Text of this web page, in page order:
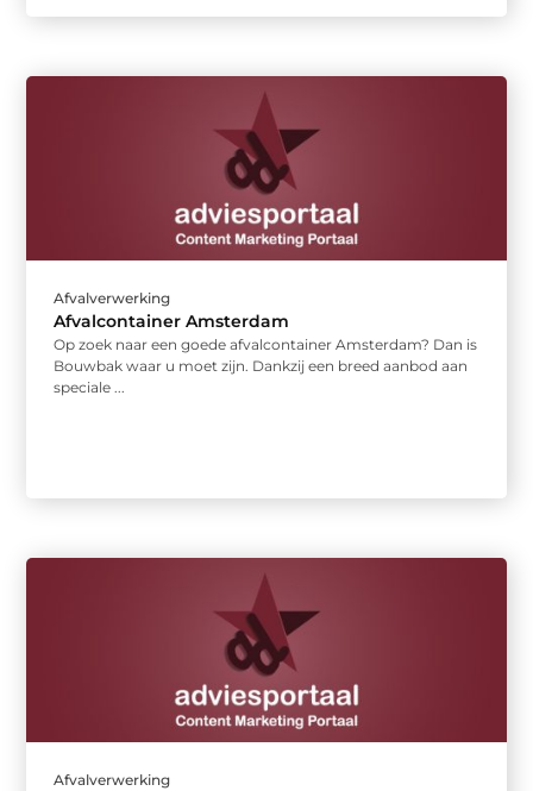
Afvalverwerking
Afvalcontainer Amsterdam
Op zoek naar een goede afvalcontainer Amsterdam? Dan is
Bouwbak waar u moet zijn. Dankzij een breed aanbod aan
speciale ...
Afvalverwerking